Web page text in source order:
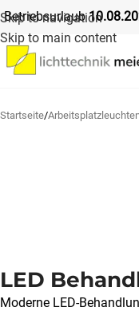
Skip to navigation
Skip to main content
Betriebsurlaub10
Startseite/
LED
Moderne LED-